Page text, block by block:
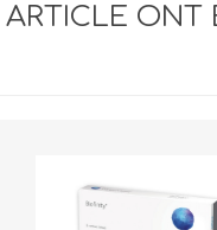
ARTICLE ONT